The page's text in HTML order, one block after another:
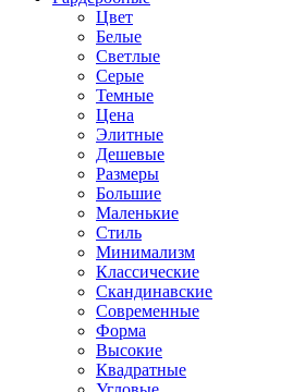
Цвет
Белые
Светлые
Серые
Темные
Цена
Элитные
Дешевые
Размеры
Большие
Маленькие
Стиль
Минимализм
Классические
Скандинавские
Современные
Форма
Высокие
Квадратные